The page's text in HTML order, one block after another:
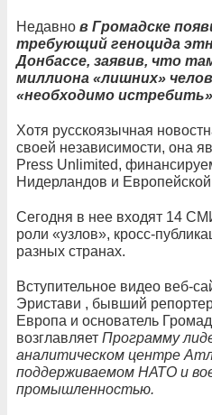
Недавно в Громадске
требующий геноцида
Донбассе, заявив, что
миллиона «лишних»
«необходимо
Хотя русскоязычная
своей независимости, она
Press Unlimited,
Нидерландов и
Сегодня в нее входят 14
роли «узлов», кросс-
разных странах.
Вступительное видео веб-
Эристави , бывший
Европа и основатель
возглавляет Программу
аналитическом центре
поддерживаемом НАТО и
промышленностью.